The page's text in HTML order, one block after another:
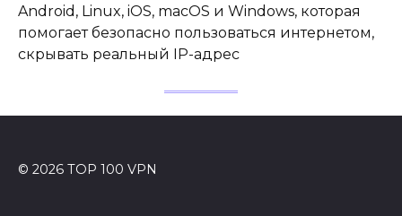
Android, Linux, iOS, macOS и Windows, которая
помогает безопасно пользоваться интернетом,
скрывать реальный IP-адрес
© 2026 TOP 100 VPN